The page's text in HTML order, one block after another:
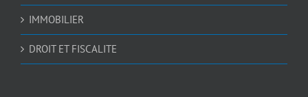
IMMOBILIER
DROIT ET FISCALITE